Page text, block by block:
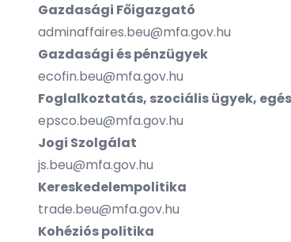
Gazdasági Főigazgató
adminaffaires.beu@mfa.gov.hu
Gazdasági és pénzügyek
ecofin.beu@mfa.gov.hu
Foglalkoztatás, szociális ügyek,
epsco.beu@mfa.gov.hu
Jogi Szolgálat
js.beu@mfa.gov.hu
Kereskedelempolitika
trade.beu@mfa.gov.hu
Kohéziós politika